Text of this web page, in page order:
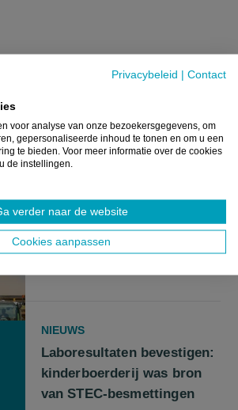
Privacybeleid | Contact
voor analyse van onze bezoekersgegevens, om
gepersonaliseerde inhoud te tonen en om u een
te bieden. Voor meer informatie over de cookies
de instellingen.
verder naar de website
Cookies aanpassen
NIEUWS
Frankrijk presenteert
te ondersteunen, boeren
niet overtuigd
NIEUWS
Laboresultaten bevestigen:
kinderboerderij was bron
van STEC-besmettingen